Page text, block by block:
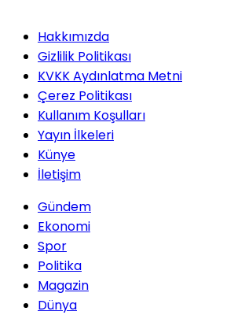
Hakkımızda
Gizlilik Politikası
KVKK Aydınlatma Metni
Çerez Politikası
Kullanım Koşulları
Yayın İlkeleri
Künye
İletişim
Gündem
Ekonomi
Spor
Politika
Magazin
Dünya